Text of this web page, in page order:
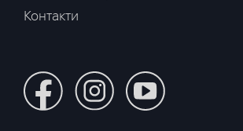
Контакти